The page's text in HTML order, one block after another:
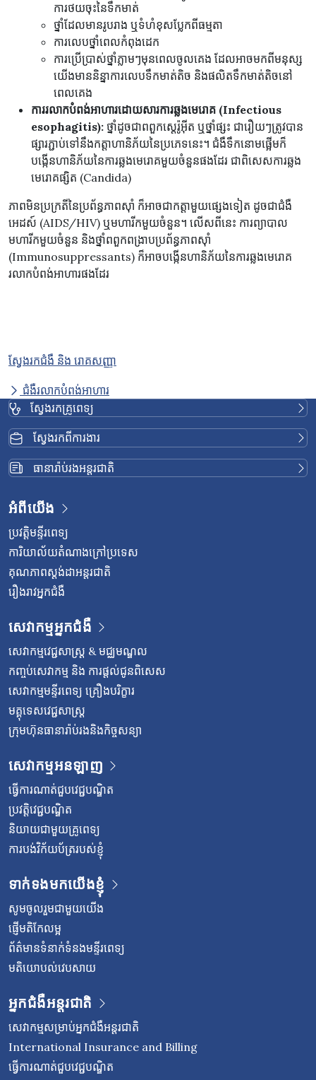
ការថយចុះនៃទឹកមាត់
ថ្នាំដែលមានរូបរាង ឬទំហំខុសប្លែកពីធម្មតា
ការលេបថ្នាំពេលកំពុងដេក
ការប្រើប្រាស់ថ្នាំភ្លាមៗមុនពេលចូលគេង ដែលអាចមកពីមនុស្ស
យើងមាននិន្នាការលេបទឹកមាត់តិច និងផលិតទឹកមាត់តិចនៅ
ពេលគេង
ការរលាកបំពង់អាហារដោយសារការឆ្លងមេរោគ (Infectious
esophagitis): ថ្នាំដូចជាពពួកស្តេរ៉ូអ៊ីត ឬថ្នាំផ្សះ ជារឿយៗត្រូវបាន
ផ្សារភ្ជាប់ទៅនឹងកត្តាហានិភ័យនៃប្រភេទនេះ។ ជំងឺទឹកនោមផ្អើមក៏
បង្កើនហានិភ័យនៃការឆ្លងមេរោគមួយចំនួនផងដែរ ជាពិសេសការឆ្លង
មេរោគផ្សិត (Candida)
ភាពមិនប្រក្រតីនៃប្រព័ន្ធភាពស៊ាំ ក៏អាចជាកត្តាមួយផ្សេងទៀត ដូចជាជំងឺ
អេដស៍ (AIDS/HIV) ឬមហារីកមួយចំនួន។ លើសពីនេះ ការព្យាបាល
មហារីកមួយចំនួន និងថ្នាំពពួកពង្រាបប្រព័ន្ធភាពស៊ាំ
(Immunosuppressants) ក៏អាចបង្កើនហានិភ័យនៃការឆ្លងមេរោគ
រលាកបំពង់អាហារផងដែរ
ស្វែងរកជំងឺ និង រោគសញ្ញា
ជំងឺរលាកបំពង់អាហារ
ស្វែងរកគ្រូពេទ្យ
ស្វែងរកពីការងារ
ធានារ៉ាប់រងអន្តរជាតិ
អំពីយើង
ប្រវត្តិមន្ទីរពេទ្យ
ការិយាល័យតំណាងក្រៅប្រទេស
គុណភាពស្តង់ដាអន្តរជាតិ
រឿងរាវអ្នកជំងឺ
សេវាកម្មអ្នកជំងឺ
សេវាកម្មវេជ្ជសាស្រ្ត & មជ្ឈមណ្ឌល
កញ្ចប់សេវាកម្ម និង ការផ្តល់ជូនពិសេស
សេវាកម្មមន្ទីរពេទ្យ គ្រឿងបរិក្ខារ
មគ្គុទេសវេជ្ជសាស្ត្រ
ក្រុមហ៊ុនធានារ៉ាប់រងនិងកិច្ចសន្យា
សេវាកម្មអនឡាញ
ធ្វើការណាត់ជួបវេជ្ជបណ្ឌិត
ប្រវត្តិវេជ្ជបណ្ឌិត
និយាយជាមួយគ្រូពេទ្យ
ការបង់វិក័យប័ត្ររបស់ខ្ញុំ
ទាក់ទងមកយើងខ្ញុំ
សូមចូលរួមជាមួយយើង
ផ្ញើមតិកែលម្អ
ព័ត៌មានទំនាក់ទំនងមន្ទីរពេទ្យ
មតិយោបល់វេបសាយ
អ្នកជំងឺអន្តរជាតិ
សេវាកម្មសម្រាប់អ្នកជំងឺអន្តរជាតិ
International Insurance and Billing
ធ្វើការណាត់ជួបវេជ្ជបណ្ឌិត